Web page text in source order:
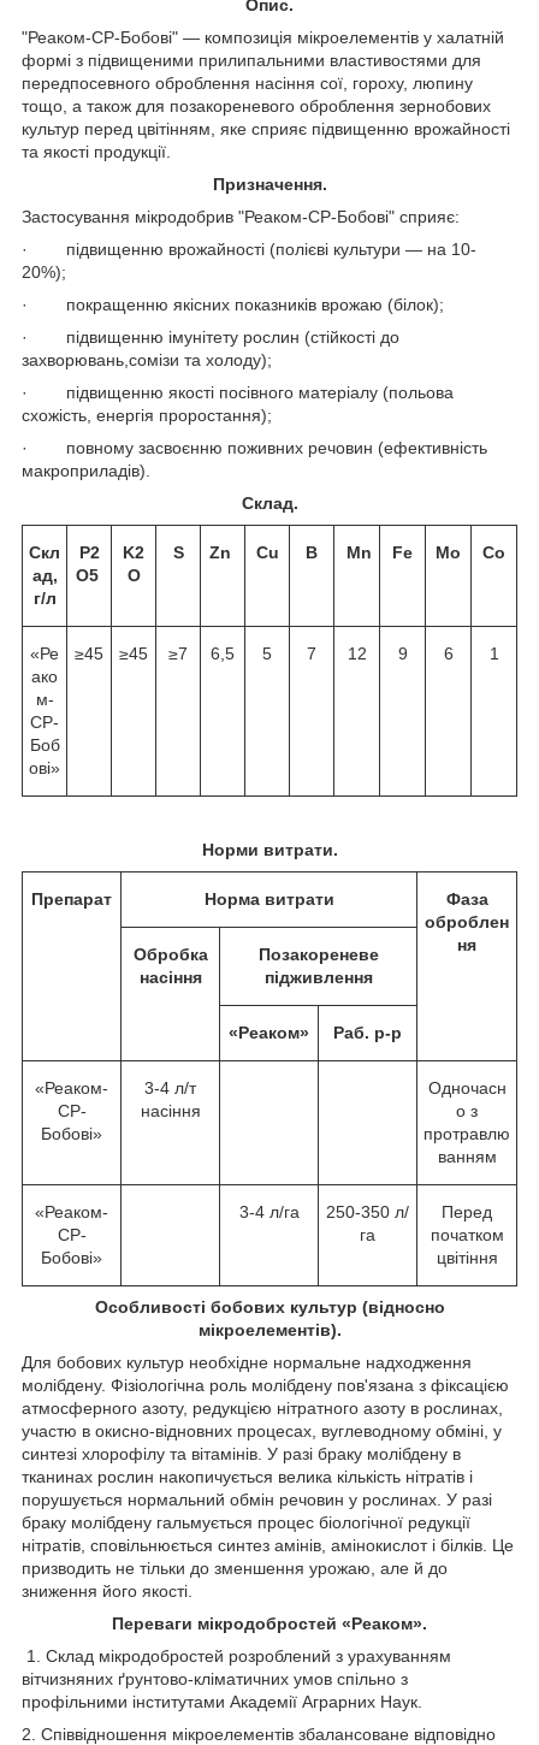
Опис.
"Реаком-СР-Бобові" — композиція мікроелементів у халатній
формі з підвищеними прилипальними властивостями для
передпосевного оброблення насіння сої, гороху, люпину
тощо, а також для позакореневого оброблення зернобових
культур перед цвітінням, яке сприяє підвищенню врожайності
та якості продукції.
Призначення.
Застосування мікродобрив "Реаком-СР-Бобові" сприяє:
· підвищенню врожайності (полієві культури — на 10-
20%);
· покращенню якісних показників врожаю (білок);
· підвищенню імунітету рослин (стійкості до
захворювань,сомізи та холоду);
· підвищенню якості посівного матеріалу (польова
схожість, енергія проростання);
· повному засвоєнню поживних речовин (ефективність
макроприладів).
Склад.
Скл
ад,
г/л
P2
O5
K2
O
S Zn Cu В Mn Fe Мо Со
«Ре
ако
м-
СР-
Боб
ові»
≥45 ≥45 ≥7 6,5 5 7 12 9 6 1
Норми витрати.
Препарат Норма витрати
Фаза
оброблен
ня
Обробка
насіння
Позакореневе
підживлення
«Реаком» Раб. р-р
«Реаком-
СР-
Бобові»
3-4 л/т
насіння
Одночасн
о з
протравлю
ванням
«Реаком-
СР-
Бобові»
3-4 л/га
250-350 л/
га
Перед
початком
цвітіння
Особливості бобових культур (відносно
мікроелементів).
Для бобових культур необхідне нормальне надходження
молібдену. Фізіологічна роль молібдену пов'язана з фіксацією
атмосферного азоту, редукцією нітратного азоту в рослинах,
участю в окисно-відновних процесах, вуглеводному обміні, у
синтезі хлорофілу та вітамінів. У разі браку молібдену в
тканинах рослин накопичується велика кількість нітратів і
порушується нормальний обмін речовин у рослинах. У разі
браку молібдену гальмується процес біологічної редукції
нітратів, сповільнюється синтез амінів, амінокислот і білків. Це
призводить не тільки до зменшення урожаю, але й до
зниження його якості.
Переваги мікродобростей «Реаком».
1. Склад мікродобростей розроблений з урахуванням
вітчизняних ґрунтово-кліматичних умов спільно з
профільними інститутами Академії Аграрних Наук.
2. Співвідношення мікроелементів збалансоване відповідно